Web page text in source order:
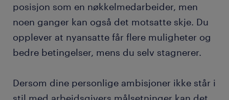
posisjon som en nøkkelmedarbeider, men
noen ganger kan også det motsatte skje. Du
opplever at nyansatte får flere muligheter og
bedre betingelser, mens du selv stagnerer.
Dersom dine personlige ambisjoner ikke står i